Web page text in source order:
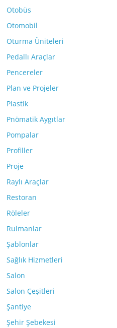
Otobüs
Otomobil
Oturma Üniteleri
Pedallı Araçlar
Pencereler
Plan ve Projeler
Plastik
Pnömatik Aygıtlar
Pompalar
Profiller
Proje
Raylı Araçlar
Restoran
Röleler
Rulmanlar
Şablonlar
Sağlık Hizmetleri
Salon
Salon Çeşitleri
Şantiye
Şehir Şebekesi